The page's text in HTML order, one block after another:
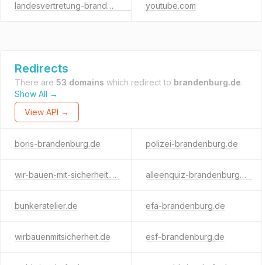
landesvertretung-brandenburg.de youtube.com
Redirects
There are 53 domains which redirect to brandenburg.de.
Show All →
View API →
boris-brandenburg.de polizei-brandenburg.de
wir-bauen-mit-sicherheit.de alleenquiz-brandenburg.de
bunkeratelier.de efa-brandenburg.de
wirbauenmitsicherheit.de esf-brandenburg.de